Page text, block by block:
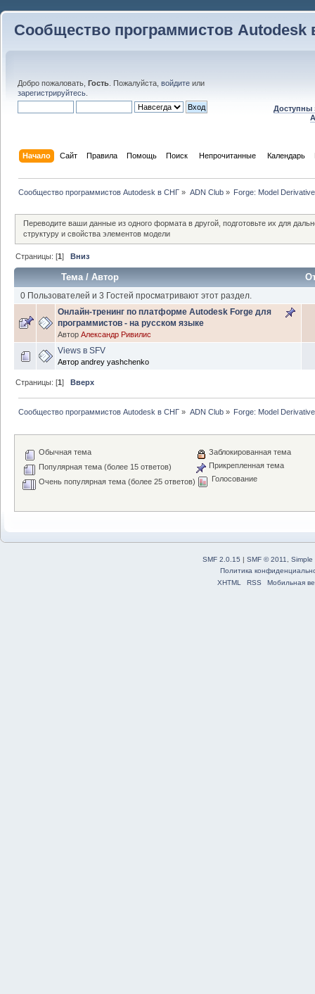
Сообщество программистов Autodesk
Добро пожаловать, Гость . Пожалуйста, войдите или
зарегистрируйтесь
Доступны
Начало Сайт Правила Помощь Поиск Непрочитанные Календарь
Сообщество программистов Autodesk в СНГ » ADN Club» Forge: Model
Переводите ваши данные из одного формата в другой, подготовьте их для
структуру и свойства элементов модели
Страницы: [1]Вниз
Тема /Автор
0 Пользователей и 3 Гостей просматривают этот раздел.
Онлайн-тренинг по платформе Autodesk Forge для
программистов - на русском языке
Автор Александр Ривилис
Views в SFV
Автор andrey yashchenko
Страницы: [1]Вверх
Сообщество программистов Autodesk в СНГ » ADN Club» Forge: Model
Обычная тема
Популярная тема (более 15 ответов)
Очень популярная тема (более 25 ответов)
Заблокированная тема
Прикрепленная тема
Голосование
SMF 2.0.15 | SMF © 2011
Simple
Политика
XHTML
RSS Мобильная